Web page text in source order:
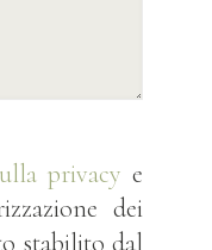
privacy e
dei
stabilito dal